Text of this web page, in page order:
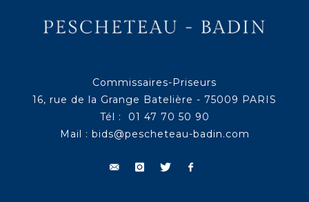
Commissaires-Priseurs
16, rue de la Grange Batelière - 75009 PARIS
Tél : 01 47 70 50 90
Mail : bids@pescheteau-badin.com